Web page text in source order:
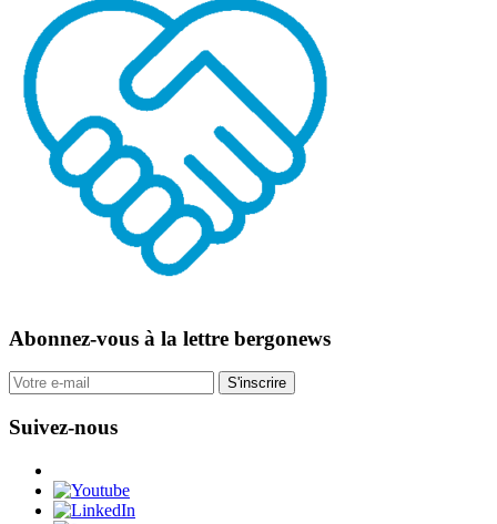
Abonnez-vous à la lettre bergonews
S'inscrire
Suivez-nous